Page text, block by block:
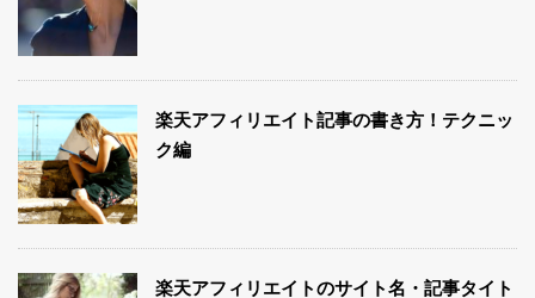
楽天アフィリエイト記事の書き方！テクニッ
ク編
楽天アフィリエイトのサイト名・記事タイト